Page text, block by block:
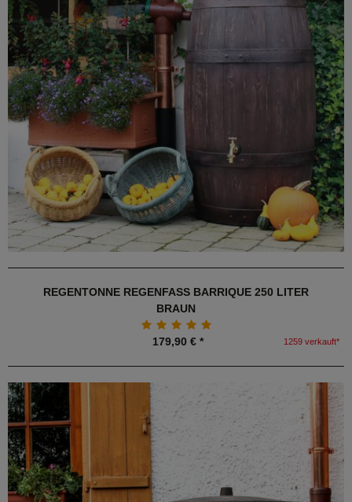
REGENTONNE REGENFASS BARRIQUE 250 LITER
BRAUN
179,90 € * 1259 verkauft*